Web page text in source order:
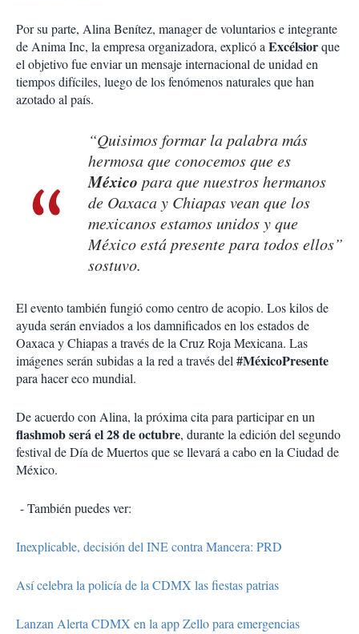
Por su parte, Alina Benítez, manager de voluntarios e integrante
de Anima Inc, la empresa organizadora, explicó aExcélsiorque
el objetivo fue enviar un mensaje internacional de unidad en
tiempos difíciles, luego de los fenómenos naturales que han
azotado al país.
“Quisimos formar la palabra más
hermosa que conocemos que es
México para que nuestros hermanos
de Oaxaca y Chiapas vean que los
mexicanos estamos unidos y que
México está presente para todos ellos”
sostuvo.
El evento también fungió como centro de acopio. Los kilos de
ayuda serán enviados a los damnificados en los estados de
Oaxaca y Chiapas a través de la Cruz Roja Mexicana. Las
imágenes serán subidas a la red a través del#MéxicoPresente
para hacer eco mundial.
De acuerdo con Alina, la próxima cita para participar en un
flashmob será el 28 de octubre, durante la edición del segundo
festival de Día de Muertos que se llevará a cabo en la Ciudad de
México.
- También puedes ver:
Inexplicable, decisión del INE contra Mancera: PRD
Así celebra la policía de la CDMX las fiestas patrias
Lanzan Alerta CDMX en la app Zello para emergencias